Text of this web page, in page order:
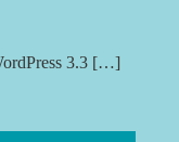
3.3 […]